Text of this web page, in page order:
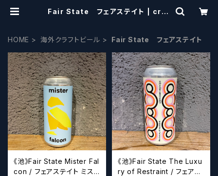
Fair State フェアステイト | craf
HOME 海外クラフトビール Fair State フェアステイト
《池》Fair State Mister Fal
con / フェアステイト ミスタ
《池》Fair State The Luxu
ry of Restraint / フェアス